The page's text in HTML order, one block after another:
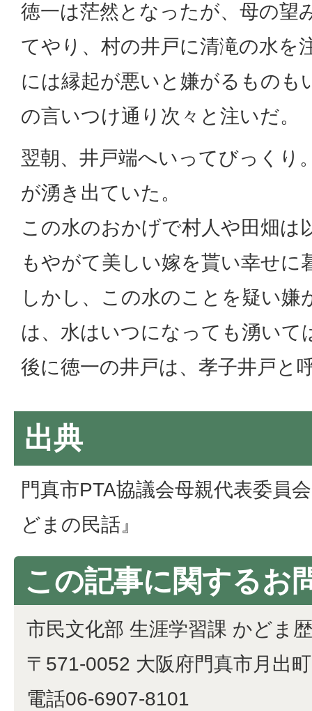
徳一は茫然となったが、母の望
てやり、村の井戸に清滝の水を
には縁起が悪いと嫌がるものも
の言いつけ通り次々と注いだ。
翌朝、井戸端へいってびっくり
が湧き出ていた。
この水のおかげで村人や田畑は
もやがて美しい嫁を貰い幸せに
しかし、この水のことを疑い嫌
は、水はいつになっても湧いて
後に徳一の井戸は、孝子井戸と
出典
門真市PTA協議会母親代表委員
どまの民話』
この記事に関するお
市民文化部 生涯学習課 かどま
〒571-0052 大阪府門真市月出
電話06-6907-8101